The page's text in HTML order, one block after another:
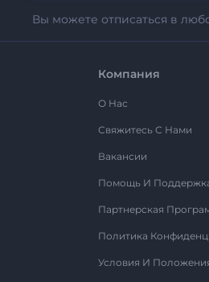
Вы можете отписаться в
Компания
О Нас
Свяжитесь С Нами
Вакансии
Помощь И
Партнерская
Политика
Условия И